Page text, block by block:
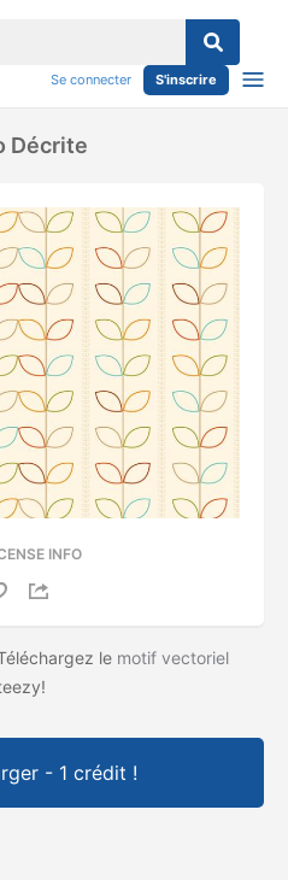
Se connecter S'inscrire
Décrite
INFO
le motif vectoriel
- 1 crédit !